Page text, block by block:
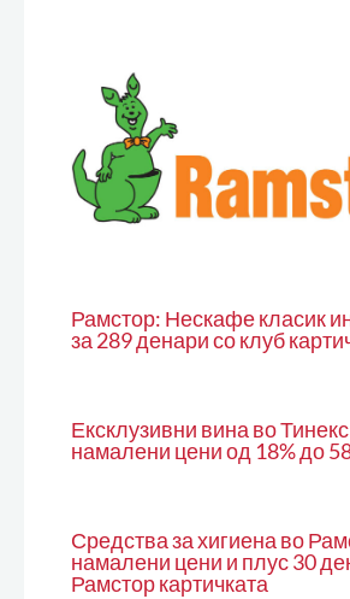
Рамстор: Нескафе класик
за 289 денари со клуб
Ексклузивни вина во
намалени цени од 18% до
Средства за хигиена во
намалени цени и плус 30
Рамстор картичката